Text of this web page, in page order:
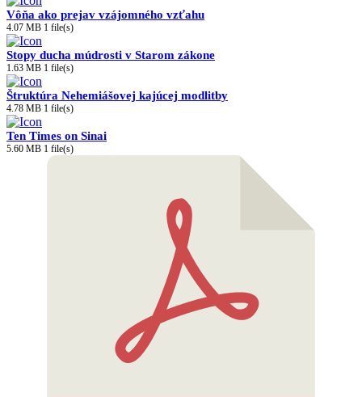
Vôňa ako prejav vzájomného vzťahu
4.07 MB 1 file(s)
Stopy ducha múdrosti v Starom zákone
1.63 MB 1 file(s)
Štruktúra Nehemiášovej kajúcej modlitby
4.78 MB 1 file(s)
Ten Times on Sinai
5.60 MB 1 file(s)